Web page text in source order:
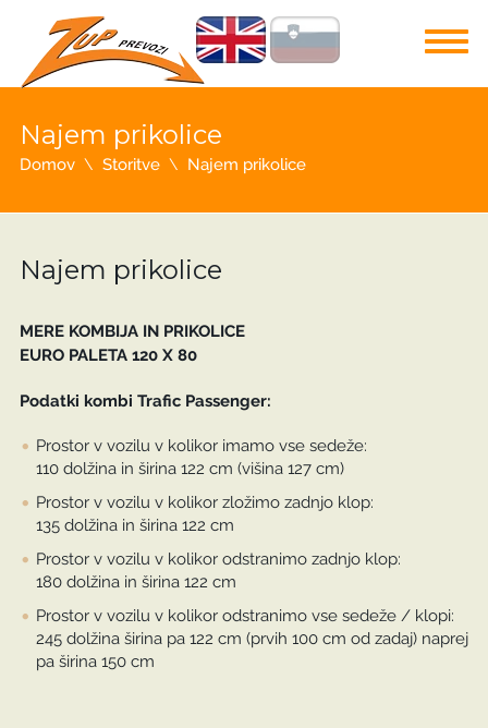
Najem prikolice
Domov Storitve Najem prikolice
Najem prikolice
MERE KOMBIJA IN PRIKOLICE
EURO PALETA 120 X 80
Podatki kombi Trafic Passenger:
Prostor v vozilu v kolikor imamo vse sedeže:
110 dolžina in širina 122 cm (višina 127 cm)
Prostor v vozilu v kolikor zložimo zadnjo klop:
135 dolžina in širina 122 cm
Prostor v vozilu v kolikor odstranimo zadnjo klop:
180 dolžina in širina 122 cm
Prostor v vozilu v kolikor odstranimo vse sedeže / klopi:
245 dolžina širina pa 122 cm (prvih 100 cm od zadaj) naprej
pa širina 150 cm